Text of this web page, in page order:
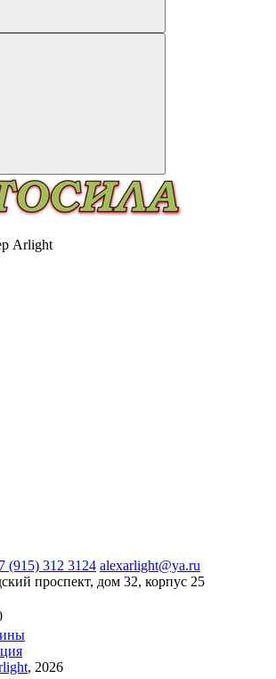
Arlight
(915) 312 3124 alexarlight@ya.ru
проспект, дом 32, корпус 25
, 2026